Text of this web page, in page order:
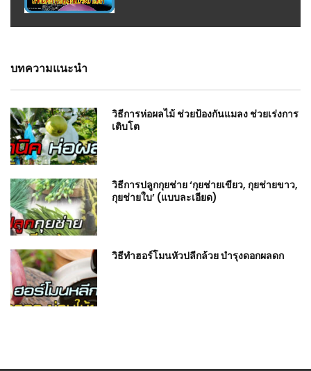
บทความแนะนำ
วิธีการห่อผลไม้ ช่วยป้องกันแมลง ช่วยเร่งการ
เติบโต
วิธีการปลูกกุยช่าย ‘กุยช่ายเขียว, กุยช่ายขาว,
กุยช่ายใบ’ (แบบละเอียด)
วิธีทำฮอร์โมนหัวปลีกล้วย บำรุงดอกผลดก